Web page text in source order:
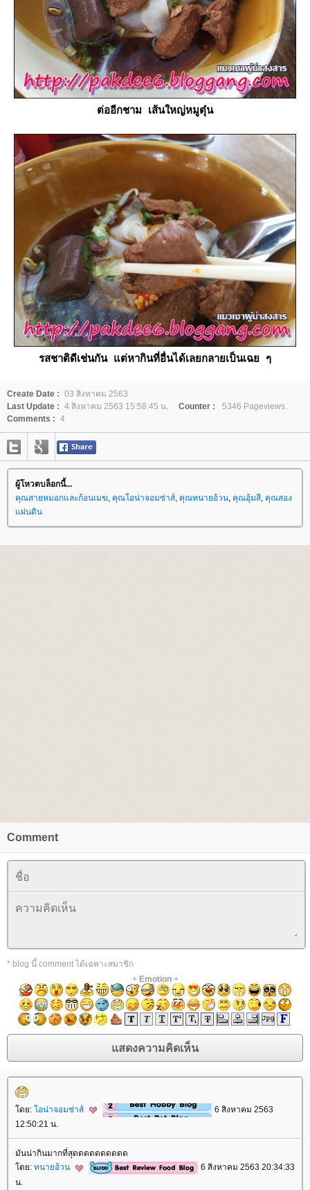
ต่ออีกชาม เส้นใหญ่หมูตุ๋น
รสชาติดีเช่นกัน แต่หากินที่อื่นได้เลยกลายเป็นเฉย ๆ
Create Date : 03 สิงหาคม 2563
Last Update : 4 สิงหาคม 2563 15:58:45 น. Counter :
5346 Pageviews.
Comments : 4
ผู้โหวตบล็อกนี้...
คุณสายหมอกและก้อนเมฆ, คุณโอน่าจอมซ่าส์, คุณทนายอ้วน, คุณอุ้มสี, คุณสอง
ผ่นดิน
Comment
* blog นี้ comment ได้เฉพาะสมาชิก
+ Emotion+
ดย: อน่าจอมซ่าส์
6 สิงหาคม 2563
12:50:21 น.
มันน่ากินมากที่สุดดดดดดดดดด
ดย: ทนายอ้วน
6 สิงหาคม 2563 20:34:33
น.